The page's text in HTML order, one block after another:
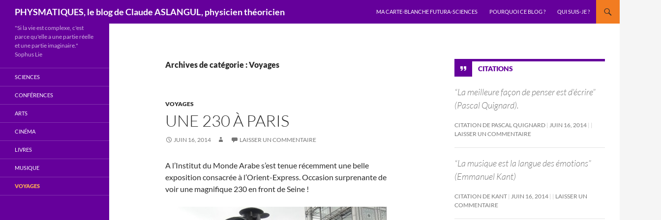
PHYSMATIQUES, le blog de Claude ASLANGUL, physicien théoricien
MA CARTE-BLANCHE FUTURA-SCIENCES
POURQUOI CE BLOG ? QUI SUIS-JE ?
Archives de catégorie : Voyages
VOYAGES
UNE 230 À PARIS
JUIN 16, 2014 LAISSER UN COMMENTAIRE
A l’Institut du Monde Arabe s’est tenue récemment une belle
exposition consacrée à l’Orient-Express. Occasion surprenante de
voir une magnifique 230 en front de Seine !
CITATIONS
“La meilleure façon de penser est d’écrire”
(Pascal Quignard).
CITATION DE PASCAL QUIGNARD JUIN 16, 2014
LAISSER UN COMMENTAIRE
“La musique est la langue des émotions”
(Emmanuel Kant)
CITATION DE KANT JUIN 16, 2014
LAISSER UN
COMMENTAIRE
"Si la vie est complexe, c'est
parce qu'elle a une partie réelle
et une partie imaginaire."
Sophus Lie
SCIENCES
CONFÉRENCES
ARTS
CINÉMA
LIVRES
MUSIQUE
VOYAGES